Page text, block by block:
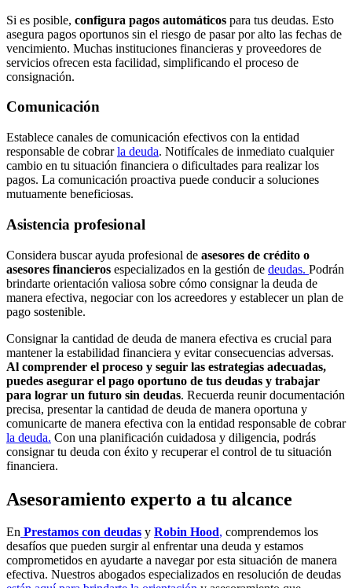
Si es posible, configura pagos automáticos para tus deudas. Esto
asegura pagos oportunos sin el riesgo de pasar por alto las fechas de
vencimiento. Muchas instituciones financieras y proveedores de
servicios ofrecen esta facilidad, simplificando el proceso de
consignación.
Comunicación
Establece canales de comunicación efectivos con la entidad
responsable de cobrarla deuda. Notifícales de inmediato cualquier
cambio en tu situación financiera o dificultades para realizar los
pagos. La comunicación proactiva puede conducir a soluciones
mutuamente beneficiosas.
Asistencia profesional
Considera buscar ayuda profesional de asesores de crédito o
asesores financieros especializados en la gestión de deudas. Podrán
brindarte orientación valiosa sobre cómo consignar la deuda de
manera efectiva, negociar con los acreedores y establecer un plan de
pago sostenible.
Consignar la cantidad de deuda de manera efectiva es crucial para
mantener la estabilidad financiera y evitar consecuencias adversas.
Al comprender el proceso y seguir las estrategias adecuadas,
puedes asegurar el pago oportuno de tus deudas y trabajar
para lograr un futuro sin deudas. Recuerda reunir documentación
precisa, presentar la cantidad de deuda de manera oportuna y
comunicarte de manera efectiva con la entidad responsable de cobrar
la deuda. Con una planificación cuidadosa y diligencia, podrás
consignar tu deuda con éxito y recuperar el control de tu situación
financiera.
Asesoramiento experto a tu alcance
En Prestamos con deudas y Robin Hood, comprendemos los
desafíos que pueden surgir al enfrentar una deuda y estamos
comprometidos en ayudarte a navegar por esta situación de manera
efectiva. Nuestros abogados especializados en resolución de deudas